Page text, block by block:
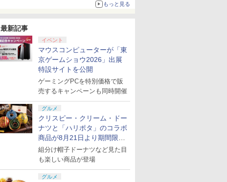
もっと見る
最新記事
イベント
マウスコンピューターが「東
京ゲームショウ2026」出展
特設サイトを公開
ゲーミングPCを特別価格で販
売するキャンペーンも同時開催
グルメ
クリスピー・クリーム・ドー
ナツと「ハリポタ」のコラボ
商品が8月21日より期間限定
で発売
組分け帽子ドーナツなど見た目
も楽しい商品が登場
グルメ